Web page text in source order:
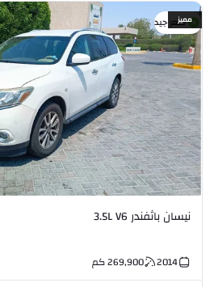
سعر جيدمميز
نيسان باثفندر 3.5L V6
2014
269,900كم